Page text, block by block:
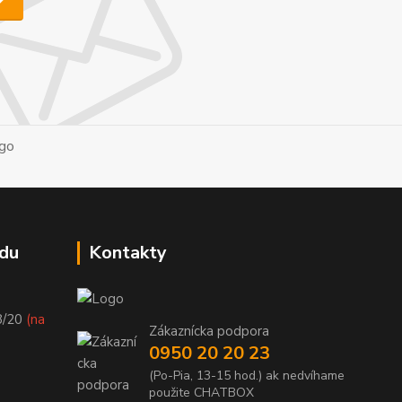
20 (na
Kontakty
Zákaznícka podpora
0950 20 20 23
(Po-Pia, 13-15 hod.) ak nedvíhame
použite CHATBOX